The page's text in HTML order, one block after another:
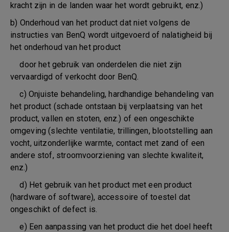
kracht zijn in de landen waar het wordt gebruikt, enz.)
b) Onderhoud van het product dat niet volgens de
instructies van BenQ wordt uitgevoerd of nalatigheid bij
het onderhoud van het product
door het gebruik van onderdelen die niet zijn
vervaardigd of verkocht door BenQ.
c) Onjuiste behandeling, hardhandige behandeling van
het product (schade ontstaan bij verplaatsing van het
product, vallen en stoten, enz.) of een ongeschikte
omgeving (slechte ventilatie, trillingen, blootstelling aan
vocht, uitzonderlijke warmte, contact met zand of een
andere stof, stroomvoorziening van slechte kwaliteit,
enz.)
d) Het gebruik van het product met een product
(hardware of software), accessoire of toestel dat
ongeschikt of defect is.
e) Een aanpassing van het product die het doel heeft